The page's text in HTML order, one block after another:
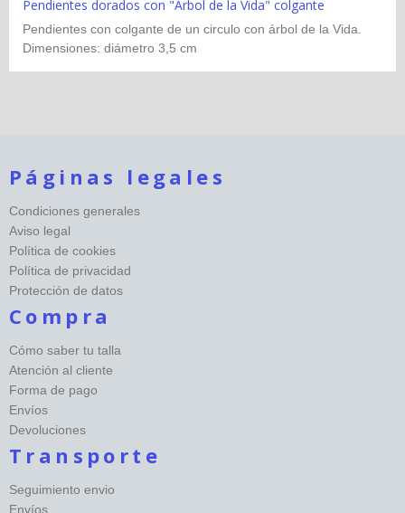
Pendientes dorados con "Árbol de la Vida" colgante
Pendientes con colgante de un circulo con árbol de la Vida.
Dimensiones: diámetro 3,5 cm
Páginas legales
Condiciones generales
Aviso legal
Política de cookies
Política de privacidad
Protección de datos
Compra
Cómo saber tu talla
Atención al cliente
Forma de pago
Envíos
Devoluciones
Transporte
Seguimiento envio
Envíos